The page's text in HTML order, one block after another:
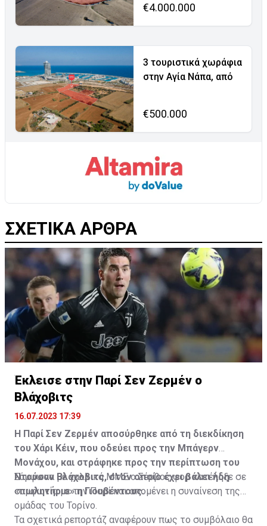
€4.000.000
3 τουριστικά χωράφια
στην Αγία Νάπα, από
€500.000
ΣΧΕΤΙΚΑ ΑΡΘΡΑ
Έκλεισε στην Παρί Σεν Ζερμέν ο
Βλάχοβιτς
16.07.2023 17:39
Η Παρί Σεν Ζερμέν αποσύρθηκε από τη διεκδίκηση
του Χάρι Κέιν, που οδεύει προς την Μπάγερν
Μονάχου, και στράφηκε προς την περίπτωση του
Ντούσαν Βλάχοβιτς, στον οποίο έχει βάλει ήδη
«πωλητήριο» η Γιουβέντους.
Σύμφωνα με γαλλικά ΜΜΕ ο Σέρβος φορ κατέληξε σε
συμφωνία με την Παρί και απομένει η συναίνεση της
ομάδας του Τορίνο.
Τα σχετικά ρεπορτάζ αναφέρουν πως το συμβόλαιο θα